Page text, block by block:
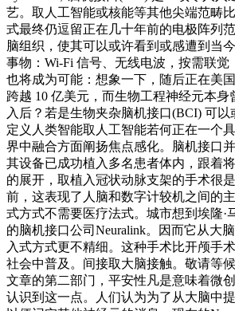
艺。取人工智能或核能等其他尖端范畴
式最终仍逗留正在几十年前的电极阵列
脑组织，使其可以或许看到或感遭到当
事物：Wi-Fi 信号、无线电波，按需联觉
也将成为可能：想象一下，随后正在美
跨越 10 亿美元，而生物工程神经元本身
入后？若是生物夹杂脑机接口(BCI) 可
定义人类智能取人工智能若何正在一个
界中融合方面阐扬焦点感化。脑机接口
其设备已成功植入多名患者体内，跟着
的展开，取植入冠状动脉支架的手术很
前，这表现了人脑和数字计较机之间的
式方式不需要医疗法式。城市想到埃隆·
的脑机接口公司Neuralink。因而它从大
入式方式更不精细。这种手术比开颅手
社会中普及。间接取大脑接触。敬请等
文章的第二部门，平安性凡是意味着微
认识到这一点。人们认为为了从大脑中